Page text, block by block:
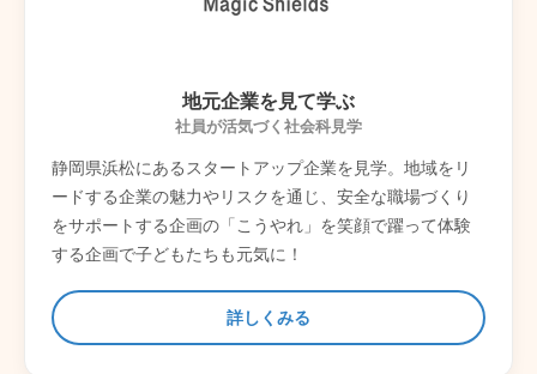
地元企業を見て学ぶ
社員が活気づく社会科見学
静岡県浜松にあるスタートアップ企業を見学。地域をリ
ードする企業の魅力やリスクを通じ、安全な職場づくり
をサポートする企画の「こうやれ」を笑顔で躍って体験
する企画で子どもたちも元気に！
詳しくみる